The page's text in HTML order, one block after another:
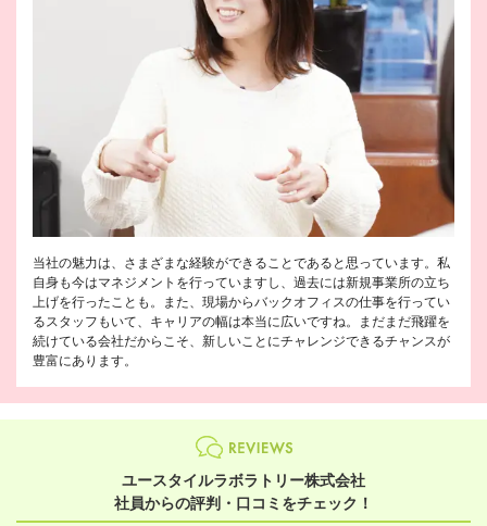
当社の魅力は、さまざまな経験ができることであると思っています。私
自身も今はマネジメントを行っていますし、過去には新規事業所の立ち
上げを行ったことも。また、現場からバックオフィスの仕事を行ってい
るスタッフもいて、キャリアの幅は本当に広いですね。まだまだ飛躍を
続けている会社だからこそ、新しいことにチャレンジできるチャンスが
豊富にあります。
ユースタイルラボラトリー株式会社
社員からの評判・口コミをチェック！